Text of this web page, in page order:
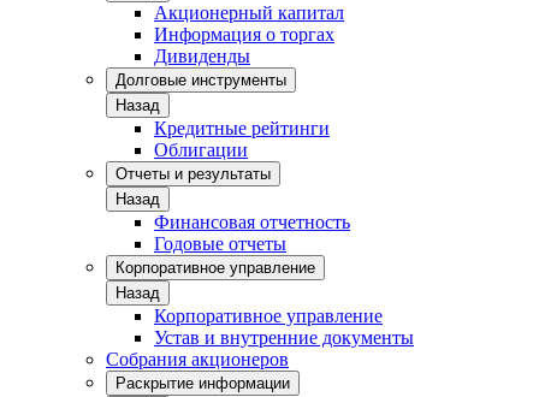
Акционерный капитал
Информация о торгах
Дивиденды
Долговые инструменты
Назад
Кредитные рейтинги
Облигации
Отчеты и результаты
Назад
Финансовая отчетность
Годовые отчеты
Корпоративное управление
Назад
Корпоративное управление
Устав и внутренние документы
Собрания акционеров
Раскрытие информации